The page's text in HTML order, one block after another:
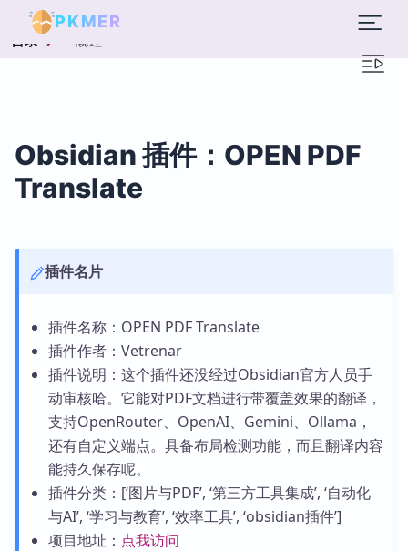
PKMER
目录 概述
Obsidian 插件：OPEN PDF
Translate
插件名片
插件名称：OPEN PDF Translate
插件作者：Vetrenar
插件说明：这个插件还没经过Obsidian官方人员手
动审核哈。它能对PDF文档进行带覆盖效果的翻译，
支持OpenRouter、OpenAI、Gemini、Ollama，
还有自定义端点。具备布局检测功能，而且翻译内容
能持久保存呢。
插件分类：[‘图片与PDF’, ‘第三方工具集成’, ‘自动化
与AI’, ‘学习与教育’, ‘效率工具’, ‘obsidian插件’]
项目地址： 点我访问